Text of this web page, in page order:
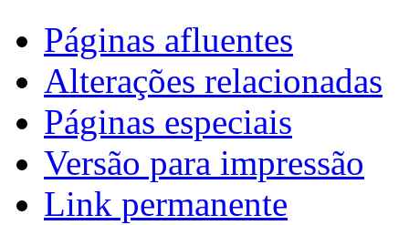
Páginas afluentes
Alterações relacionadas
Páginas especiais
Versão para impressão
Link permanente